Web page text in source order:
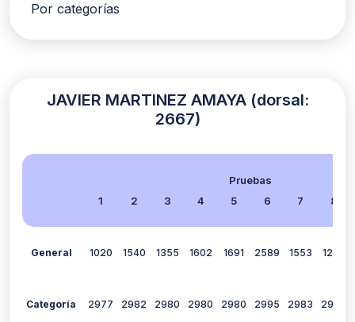
Por categorías
JAVIER MARTINEZ AMAYA (dorsal:
2667)
Pruebas
1
2 3 4 5 6 7 8
General 1020 1540 1355 1602 1691 2589 1553 1278
Categoría 2977 2982 2980 2980 2980 2995 2983 2977